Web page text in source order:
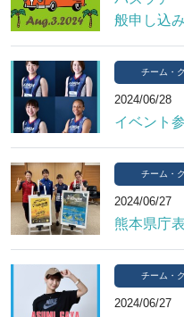
般申し込
チーム・
2024/06/28
イベント
チーム・
2024/06/27
熊本県庁
チーム・
2024/06/27